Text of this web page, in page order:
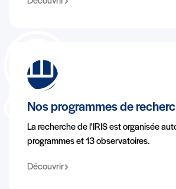
Nos programmes de
La recherche de l'IRIS est organisée
programmes et 13 observatoires.
Découvrir